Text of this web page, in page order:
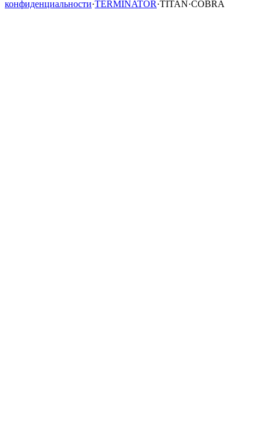
конфиденциальности·TERMINATOR·TITAN·COBRA